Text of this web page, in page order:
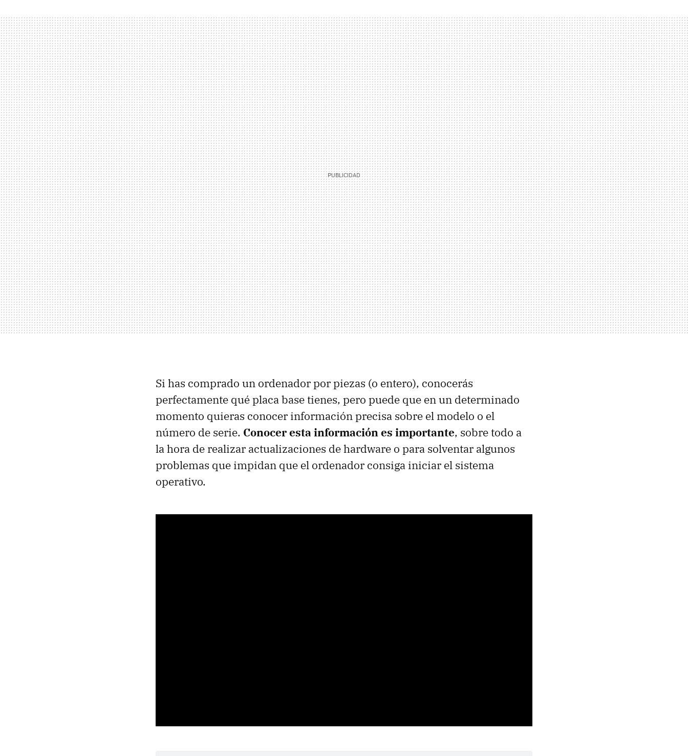
Si has comprado un ordenador por piezas (o entero), conocerás
perfectamente qué placa base tienes, pero puede que en un determinado
momento quieras conocer información precisa sobre el modelo o el
número de serie. Conocer esta información es importante, sobre todo a
la hora de realizar actualizaciones de hardware o para solventar algunos
problemas que impidan que el ordenador consiga iniciar el sistema
operativo.